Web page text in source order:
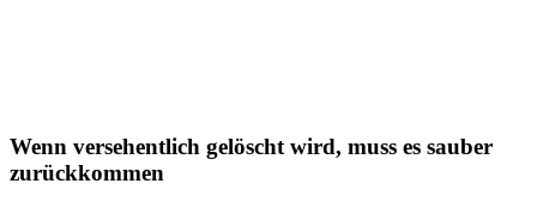
Wenn versehentlich gelöscht wird, muss es sauber
zurückkommen